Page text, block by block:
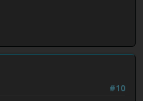
#10